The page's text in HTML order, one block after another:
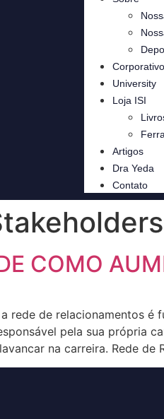
Corporativo
University
Loja ISI
Artigos
Dra Yeda
Contato
COMO
rede de relacionamentos é
pela sua própria
na carreira. Rede de